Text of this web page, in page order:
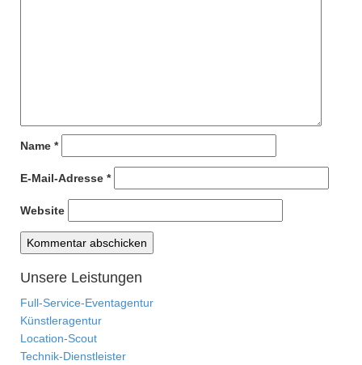
Name *
E-Mail-Adresse *
Website
Unsere Leistungen
Full-Service-Eventagentur
Künstleragentur
Location-Scout
Technik-Dienstleister